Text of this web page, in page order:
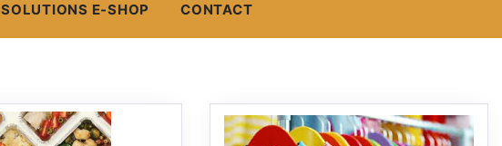
SOLUTIONS E-SHOP CONTACT